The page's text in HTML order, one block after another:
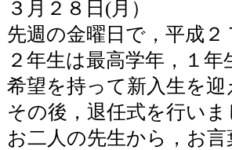
３月２８日(月）
先週の金曜日で，平成
２年生は最高学年，１
希望を持って新入生を
その後，退任式を行い
お二人の先生から，お